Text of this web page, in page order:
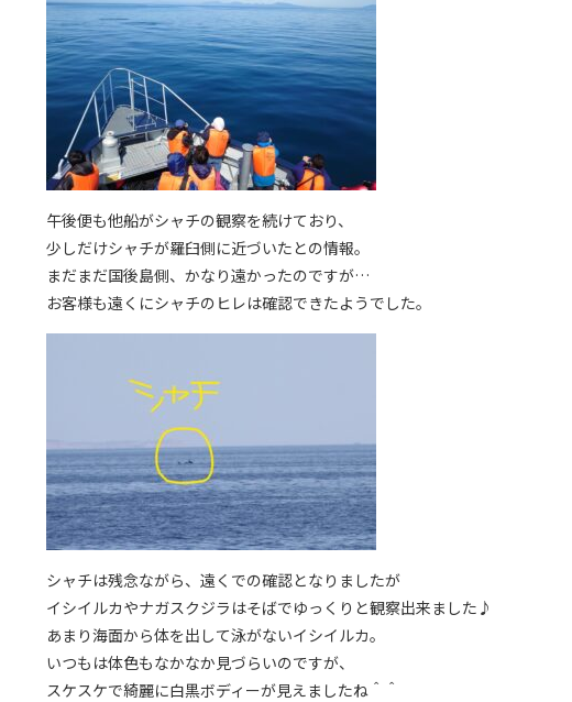
午後便も他船がシャチの観察を続けており、
少しだけシャチが羅臼側に近づいたとの情報。
まだまだ国後島側、かなり遠かったのですが…
お客様も遠くにシャチのヒレは確認できたようでした。
シャチは残念ながら、遠くでの確認となりましたが
イシイルカやナガスクジラはそばでゆっくりと観察出来ました♪
あまり海面から体を出して泳がないイシイルカ。
いつもは体色もなかなか見づらいのですが、
スケスケで綺麗に白黒ボディーが見えましたね＾＾